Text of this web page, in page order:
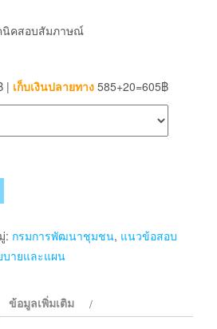
นิคสอบสัมภาษณ์
| เก็บเงินปลายทาง 585+20=605฿
: กรมการพัฒนาชุมชน, แนวข้อสอบ
บายและแผน
ข้อมูลเพิ่มเติม